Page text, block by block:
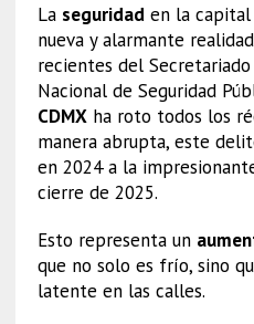
La seguridaden la capital
nueva y alarmante
recientes del
Nacional de Seguridad
CDMXha roto todos los
manera abrupta, este
en 2024 a la
cierre de 2025.
Esto representa un
que no solo es frío, sino
latente en las calles.